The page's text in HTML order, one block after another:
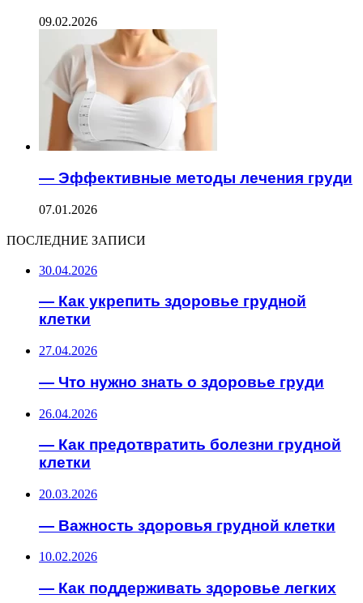
09.02.2026
— Эффективные методы лечения груди
07.01.2026
ПОСЛЕДНИЕ ЗАПИСИ
30.04.2026
— Как укрепить здоровье грудной
клетки
27.04.2026
— Что нужно знать о здоровье груди
26.04.2026
— Как предотвратить болезни грудной
клетки
20.03.2026
— Важность здоровья грудной клетки
10.02.2026
— Как поддерживать здоровье легких